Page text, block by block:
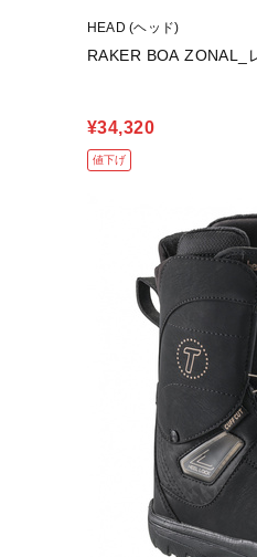
HEAD (ヘッド)
RAKER BOA ZONAL_
¥34,320
値下げ